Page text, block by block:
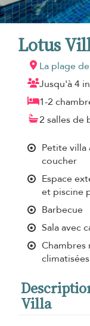
Lotus
La plage
Jusqu'à 4
1-2
2 salles de
Petite villa
coucher
Espace
et piscine
Barbecue
Sala avec
Chambres
climatisées
Villa